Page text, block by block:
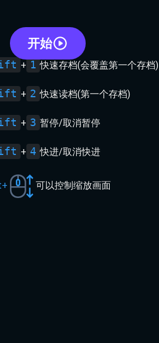
+ 1 快速存档(会覆盖第一个存档)
+ 2 快速读档(第一个存档)
+ 3 暂停/取消暂停
+ 4 快进/取消快进
可以控制缩放画面
开始